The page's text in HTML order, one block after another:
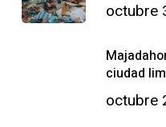
octubre
ciudad
octubre